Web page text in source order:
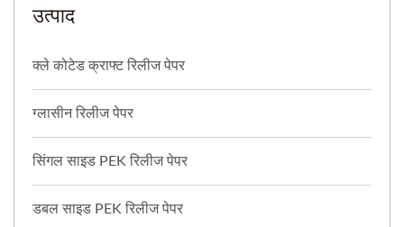
उत्पाद
क्ले कोटेड क्राफ्ट रिलीज पेपर
ग्लासीन रिलीज पेपर
सिंगल साइड PEK रिलीज पेपर
डबल साइड PEK रिलीज पेपर